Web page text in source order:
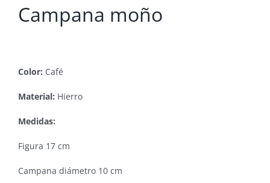
Campana moño
Color: Café
Material: Hierro
Medidas:
Figura 17 cm
Campana diámetro 10 cm